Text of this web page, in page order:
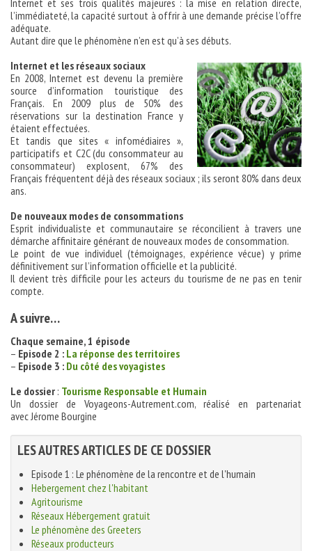
Internet et ses trois qualités majeures : la mise en relation directe,
l’immédiateté, la capacité surtout à offrir à une demande précise l’offre
adéquate.
Autant dire que le phénomène n’en est qu’à ses débuts.
Internet et les réseaux sociaux
En 2008, Internet est devenu la première
source d’information touristique des
Français. En 2009 plus de 50% des
réservations sur la destination France y
étaient effectuées.
Et tandis que sites « infomédiaires »,
participatifs et C2C (du consommateur au
consommateur) explosent, 67% des
Français fréquentent déjà des réseaux sociaux ; ils seront 80% dans deux
ans.
De nouveaux modes de consommations
Esprit individualiste et communautaire se réconcilient à travers une
démarche affinitaire générant de nouveaux modes de consommation.
Le point de vue individuel (témoignages, expérience vécue) y prime
définitivement sur l’information officielle et la publicité.
Il devient très difficile pour les acteurs du tourisme de ne pas en tenir
compte.
A suivre…
Chaque semaine, 1 épisode
– Episode 2 : La réponse des territoires
– Episode 3 : Du côté des voyagistes
Le dossier : Tourisme Responsable et Humain
Un dossier de Voyageons-Autrement.com, réalisé en partenariat
avec Jérome Bourgine
LES AUTRES ARTICLES DE CE DOSSIER
Episode 1 : Le phénomène de la rencontre et de l'humain
Hebergement chez l'habitant
Agritourisme
Réseaux Hébergement gratuit
Le phénomène des Greeters
Réseaux producteurs